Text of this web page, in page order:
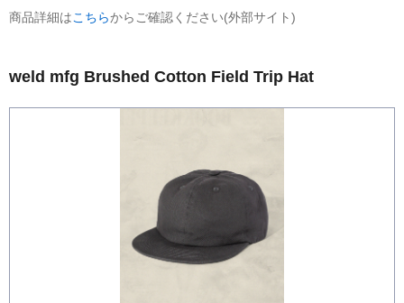
商品詳細はこちらからご確認ください(外部サイト)
weld mfg Brushed Cotton Field Trip Hat